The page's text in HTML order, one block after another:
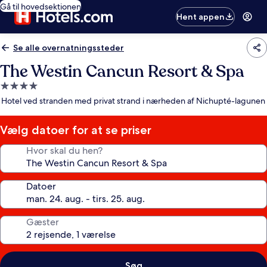
Gå til hovedsektionen
Hent appen
Se alle overnatningssteder
The Westin Cancun Resort & Spa
4.0-
stjernet
Hotel ved stranden med privat strand i nærheden af Nichupté-lagunen
Vælg datoer for at se priser
Hvor skal du hen?
Datoer
Gæster